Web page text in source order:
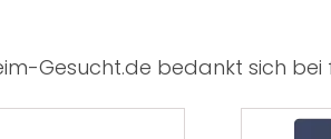
Gesucht.de bedankt sich